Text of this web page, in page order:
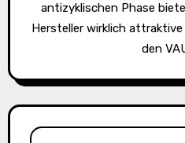
antizyklischen Phase
Hersteller wirklich
den